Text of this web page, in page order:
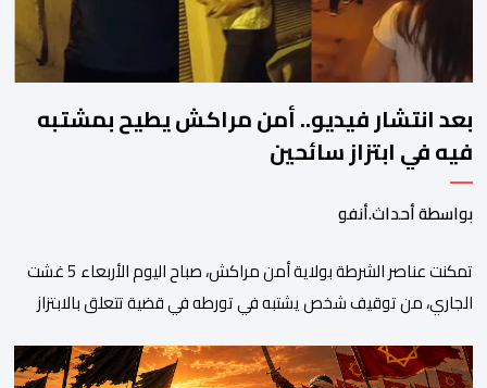
بعد انتشار فيديو.. أمن مراكش يطيح بمشتبه
فيه في ابتزاز سائحين
بواسطة أحداث.أنفو
تمكنت عناصر الشرطة بولاية أمن مراكش، صباح اليوم الأربعاء 5 غشت
الجاري، من توقيف شخص يشتبه في تورطه في قضية تتعلق بالابتزاز
سائحين أجنبيين للابتزاز بالمدينة العتيقة بمراكش، وطالبهما بمبلغ مالي